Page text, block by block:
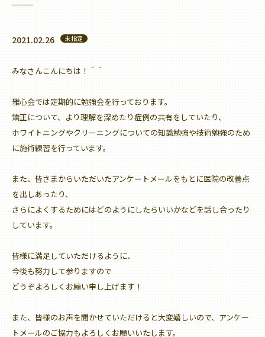
2021.02.26 未指定
みなさんこんにちは！＾＾
雅心会では定期的に勉強会を行っております。
矯正について、より理解を深めたり症例の共有をしていたり、
ホワイトニングやクリーニングについての知識勉強や技術勉強のため
に施術練習を行っています。
また、皆さまからいただいたアンケートメールをもとに医院の改善点
を出しあったり、
さらによくするためにはどのようにしたらいいかなどを話し合ったり
しています。
皆様に満足していただけるように、
今後も努力して参りますので
どうぞよろしくお願い申し上げます！
また、皆様のお声を聞かせていただけると大変嬉しいので、アンケー
トメールのご協力もよろしくお願いいたします。